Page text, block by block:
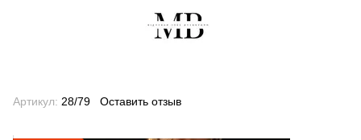
Артикул: 28/79 Оставить отзыв